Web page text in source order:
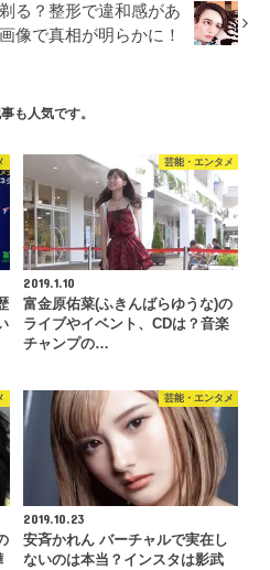
る？整形で違和感があ
像で真相が明らかに！
も人気です。
芸能・エンタメ
2019.1.10
富金原佑菜(ふきんばらゆうな)の
ライブやイベント、CDは？音楽
チャンプの…
芸能・エンタメ
2019.10.23
安斉かれん バーチャルで実在し
ないのは本当？インスタは影武